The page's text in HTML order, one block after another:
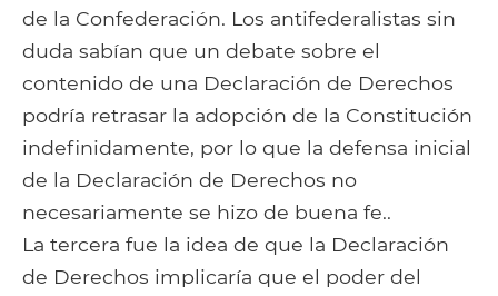
de la Confederación. Los antifederalistas sin
duda sabían que un debate sobre el
contenido de una Declaración de Derechos
podría retrasar la adopción de la Constitución
indefinidamente, por lo que la defensa inicial
de la Declaración de Derechos no
necesariamente se hizo de buena fe..
La tercera fue la idea de que la Declaración
de Derechos implicaría que el poder del